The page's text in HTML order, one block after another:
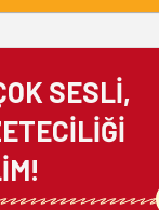
SESLİ,